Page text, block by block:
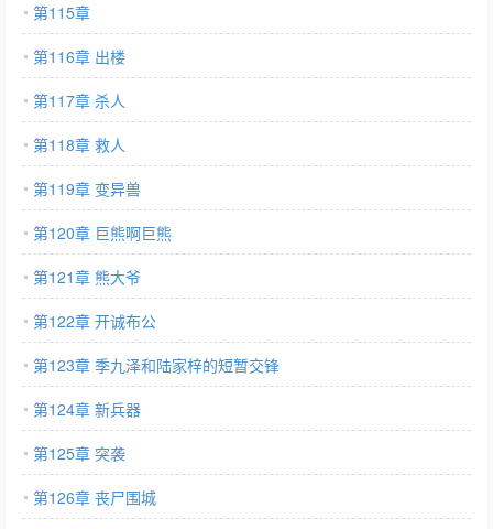
第115章
第116章 出楼
第117章 杀人
第118章 救人
第119章 变异兽
第120章 巨熊啊巨熊
第121章 熊大爷
第122章 开诚布公
第123章 季九泽和陆家梓的短暂交锋
第124章 新兵器
第125章 突袭
第126章 丧尸围城